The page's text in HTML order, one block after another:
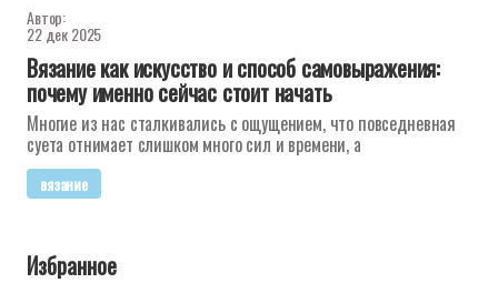
Автор:
22 дек 2025
Вязание как искусство и способ самовыражения:
почему именно сейчас стоит начать
Многие из нас сталкивались с ощущением, что повседневная
суета отнимает слишком много сил и времени, а
вязание
Избранное